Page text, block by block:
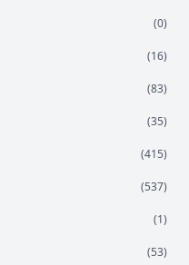
(0)
(16)
(83)
(35)
(415)
(537)
(1)
(53)